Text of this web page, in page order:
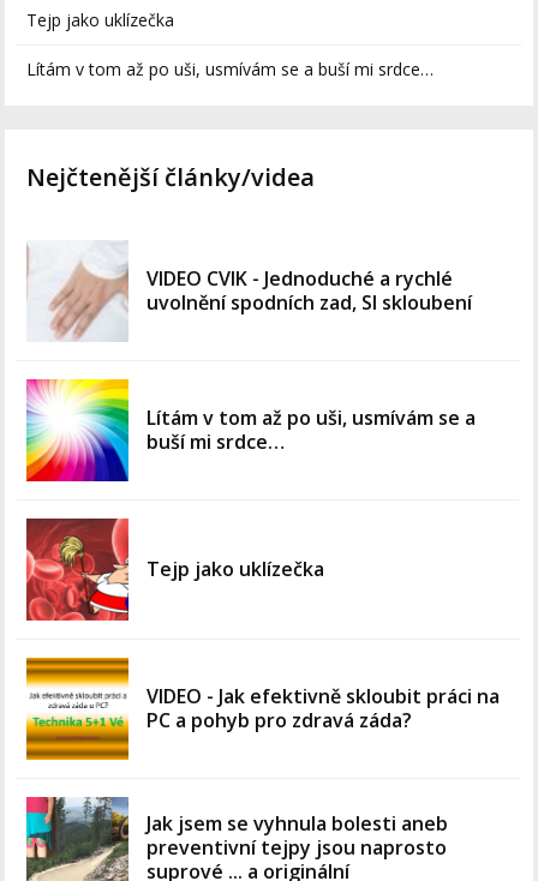
Tejp jako uklízečka
Lítám v tom až po uši, usmívám se a buší mi srdce…
Nejčtenější články/videa
VIDEO CVIK - Jednoduché a rychlé
uvolnění spodních zad, SI skloubení
Lítám v tom až po uši, usmívám se a
buší mi srdce…
Tejp jako uklízečka
VIDEO - Jak efektivně skloubit práci na
PC a pohyb pro zdravá záda?
Jak jsem se vyhnula bolesti aneb
preventivní tejpy jsou naprosto
suprové ... a originální